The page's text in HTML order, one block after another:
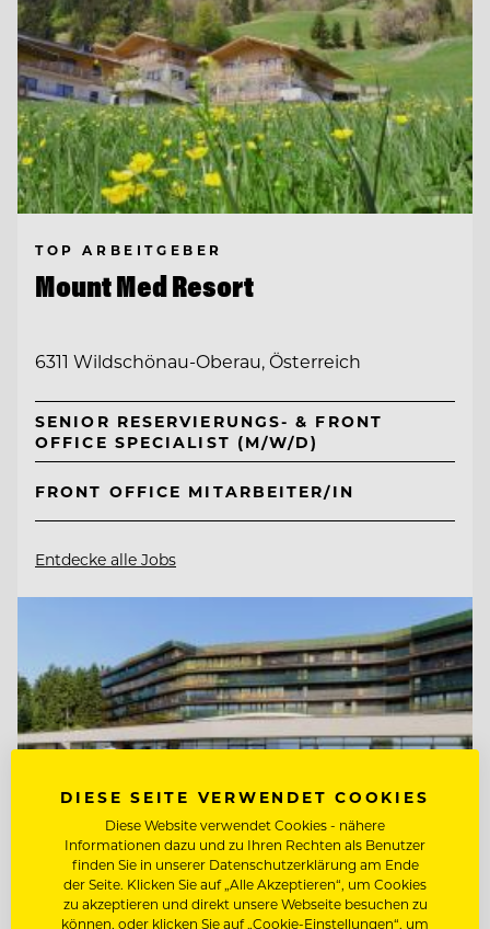
TOP ARBEITGEBER
Mount Med Resort
6311 Wildschönau-Oberau, Österreich
SENIOR RESERVIERUNGS- & FRONT
OFFICE SPECIALIST (M/W/D)
FRONT OFFICE MITARBEITER/IN
Entdecke alle Jobs
DIESE SEITE VERWENDET COOKIES
Diese Website verwendet Cookies - nähere
Informationen dazu und zu Ihren Rechten als Benutzer
finden Sie in unserer Datenschutzerklärung am Ende
der Seite. Klicken Sie auf „Alle Akzeptieren“, um Cookies
zu akzeptieren und direkt unsere Webseite besuchen zu
können, oder klicken Sie auf „Cookie-Einstellungen“, um